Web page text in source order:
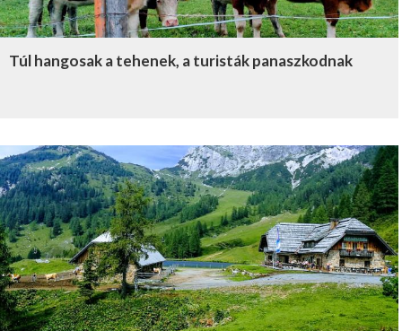
Túl hangosak a tehenek, a turisták panaszkodnak